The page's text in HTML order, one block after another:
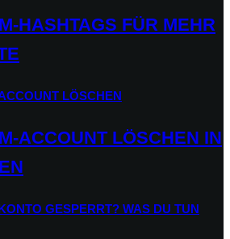
HASHTAGS FÜR MEHR
ACCOUNT LÖSCHEN IN